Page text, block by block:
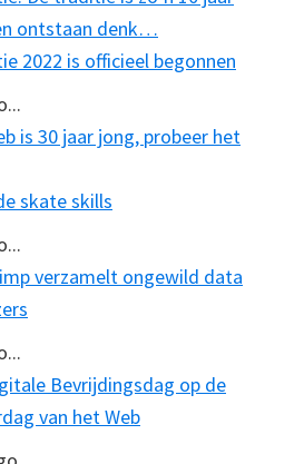
ontstaan denk…
2022 is officieel begonnen
is 30 jaar jong, probeer het
skate skills
verzamelt ongewild data
Bevrijdingsdag op de
van het Web